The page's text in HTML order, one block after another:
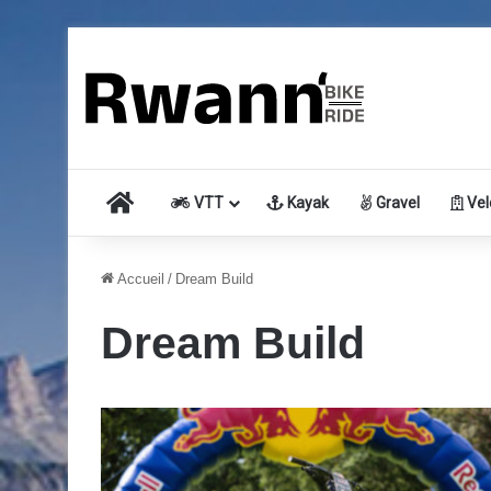
Accueil VTT Kayak Gravel
Accueil / Dream Build
Dream Build